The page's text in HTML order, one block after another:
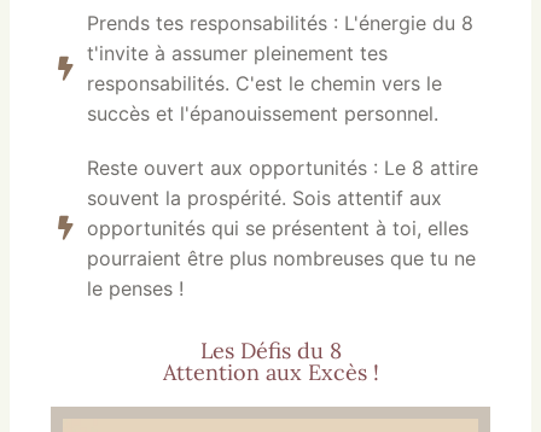
Prends tes responsabilités : L'énergie du 8
t'invite à assumer pleinement tes
responsabilités. C'est le chemin vers le
succès et l'épanouissement personnel.
Reste ouvert aux opportunités : Le 8 attire
souvent la prospérité. Sois attentif aux
opportunités qui se présentent à toi, elles
pourraient être plus nombreuses que tu ne
le penses !
Les Défis du 8
Attention aux Excès !